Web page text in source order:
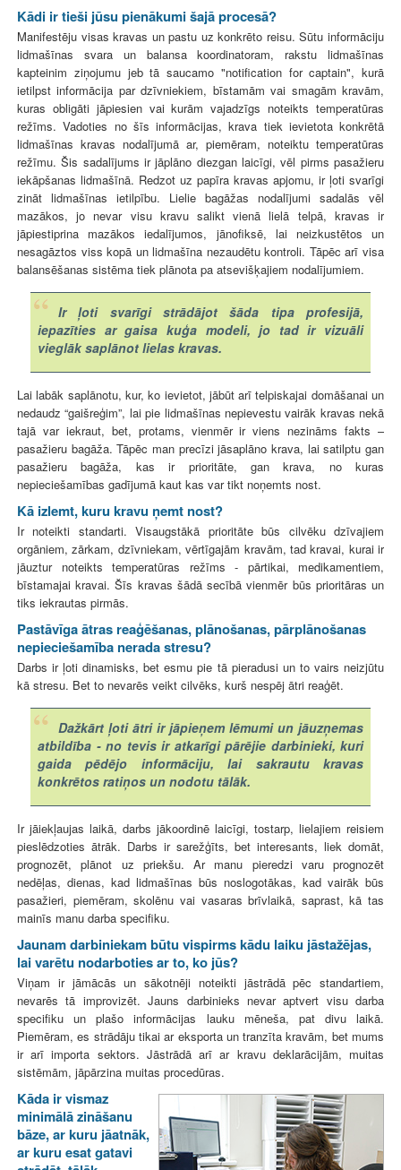
Kādi ir tieši jūsu pienākumi šajā procesā?
Manifestēju visas kravas un pastu uz konkrēto reisu. Sūtu informāciju
lidmašīnas svara un balansa koordinatoram, rakstu lidmašīnas
kapteinim ziņojumu jeb tā saucamo "notification for captain", kurā
ietilpst informācija par dzīvniekiem, bīstamām vai smagām kravām,
kuras obligāti jāpiesien vai kurām vajadzīgs noteikts temperatūras
režīms. Vadoties no šīs informācijas, krava tiek ievietota konkrētā
lidmašīnas kravas nodalījumā ar, piemēram, noteiktu temperatūras
režīmu. Šis sadalījums ir jāplāno diezgan laicīgi, vēl pirms pasažieru
iekāpšanas lidmašīnā. Redzot uz papīra kravas apjomu, ir ļoti svarīgi
zināt lidmašīnas ietilpību. Lielie bagāžas nodalījumi sadalās vēl
mazākos, jo nevar visu kravu salikt vienā lielā telpā, kravas ir
jāpiestiprina mazākos iedalījumos, jānofiksē, lai neizkustētos un
nesagāztos viss kopā un lidmašīna nezaudētu kontroli. Tāpēc arī visa
balansēšanas sistēma tiek plānota pa atsevišķajiem nodalījumiem.
Ir ļoti svarīgi strādājot šāda tipa profesijā,
iepazīties ar gaisa kuģa modeli, jo tad ir vizuāli
vieglāk saplānot lielas kravas.
Lai labāk saplānotu, kur, ko ievietot, jābūt arī telpiskajai domāšanai un
nedaudz “gaišreģim”, lai pie lidmašīnas nepievestu vairāk kravas nekā
tajā var iekraut, bet, protams, vienmēr ir viens nezināms fakts –
pasažieru bagāža. Tāpēc man precīzi jāsaplāno krava, lai satilptu gan
pasažieru bagāža, kas ir prioritāte, gan krava, no kuras
nepieciešamības gadījumā kaut kas var tikt noņemts nost.
Kā izlemt, kuru kravu ņemt nost?
Ir noteikti standarti. Visaugstākā prioritāte būs cilvēku dzīvajiem
orgāniem, zārkam, dzīvniekam, vērtīgajām kravām, tad kravai, kurai ir
jāuztur noteikts temperatūras režīms - pārtikai, medikamentiem,
bīstamajai kravai. Šīs kravas šādā secībā vienmēr būs prioritāras un
tiks iekrautas pirmās.
Pastāvīga ātras reaģēšanas, plānošanas, pārplānošanas
nepieciešamība nerada stresu?
Darbs ir ļoti dinamisks, bet esmu pie tā pieradusi un to vairs neizjūtu
kā stresu. Bet to nevarēs veikt cilvēks, kurš nespēj ātri reaģēt.
Dažkārt ļoti ātri ir jāpieņem lēmumi un jāuzņemas
atbildība - no tevis ir atkarīgi pārējie darbinieki, kuri
gaida pēdējo informāciju, lai sakrautu kravas
konkrētos ratiņos un nodotu tālāk.
Ir jāiekļaujas laikā, darbs jākoordinē laicīgi, tostarp, lielajiem reisiem
pieslēdzoties ātrāk. Darbs ir sarežģīts, bet interesants, liek domāt,
prognozēt, plānot uz priekšu. Ar manu pieredzi varu prognozēt
nedēļas, dienas, kad lidmašīnas būs noslogotākas, kad vairāk būs
pasažieri, piemēram, skolēnu vai vasaras brīvlaikā, saprast, kā tas
mainīs manu darba specifiku.
Jaunam darbiniekam būtu vispirms kādu laiku jāstažējas,
lai varētu nodarboties ar to, ko jūs?
Viņam ir jāmācās un sākotnēji noteikti jāstrādā pēc standartiem,
nevarēs tā improvizēt. Jauns darbinieks nevar aptvert visu darba
specifiku un plašo informācijas lauku mēneša, pat divu laikā.
Piemēram, es strādāju tikai ar eksporta un tranzīta kravām, bet mums
ir arī importa sektors. Jāstrādā arī ar kravu deklarācijām, muitas
sistēmām, jāpārzina muitas procedūras.
Kāda ir vismaz
minimālā zināšanu
bāze, ar kuru jāatnāk,
ar kuru esat gatavi